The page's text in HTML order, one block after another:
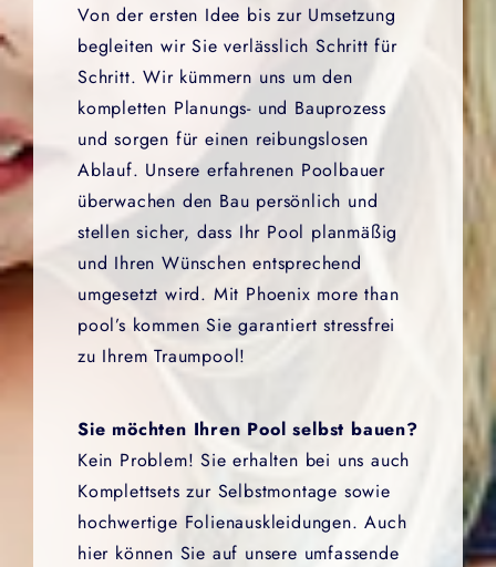
Von der ersten Idee bis zur Umsetzung
begleiten wir Sie verlässlich Schritt für
Schritt. Wir kümmern uns um den
kompletten Planungs- und Bauprozess
und sorgen für einen reibungslosen
Ablauf. Unsere erfahrenen Poolbauer
überwachen den Bau persönlich und
stellen sicher, dass Ihr Pool planmäßig
und Ihren Wünschen entsprechend
umgesetzt wird. Mit Phoenix more than
pool’s kommen Sie garantiert stressfrei
zu Ihrem Traumpool!
Sie möchten Ihren Pool selbst bauen?
Kein Problem! Sie erhalten bei uns auch
Komplettsets zur Selbstmontage sowie
hochwertige Folienauskleidungen. Auch
hier können Sie auf unsere umfassende